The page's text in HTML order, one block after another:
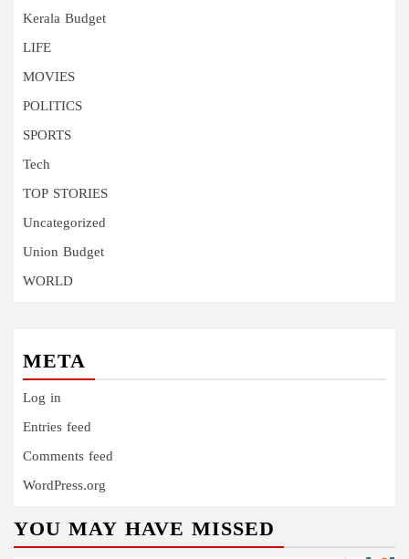
Kerala Budget
LIFE
MOVIES
POLITICS
SPORTS
Tech
TOP STORIES
Uncategorized
Union Budget
WORLD
META
Log in
Entries feed
Comments feed
WordPress.org
YOU MAY HAVE MISSED